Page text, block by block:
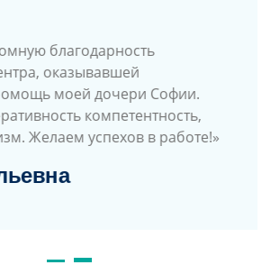
центра, очень
профессионалы своего
приём понимаешь-что ты в
Спасибо огромное за ваше
Масальский